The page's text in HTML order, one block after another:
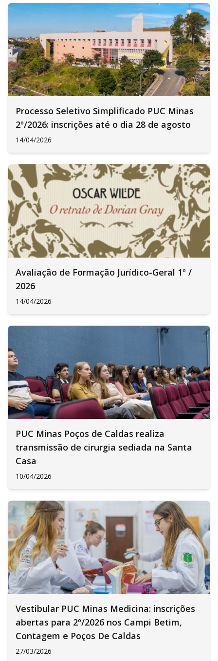
Processo Seletivo Simplificado PUC Minas
2º/2026: inscrições até o dia 28 de agosto
14/04/2026
Avaliação de Formação Jurídico-Geral 1º /
2026
14/04/2026
PUC Minas Poços de Caldas realiza
transmissão de cirurgia sediada na Santa
Casa
10/04/2026
Vestibular PUC Minas Medicina: inscrições
abertas para 2º/2026 nos Campi Betim,
Contagem e Poços De Caldas
27/03/2026